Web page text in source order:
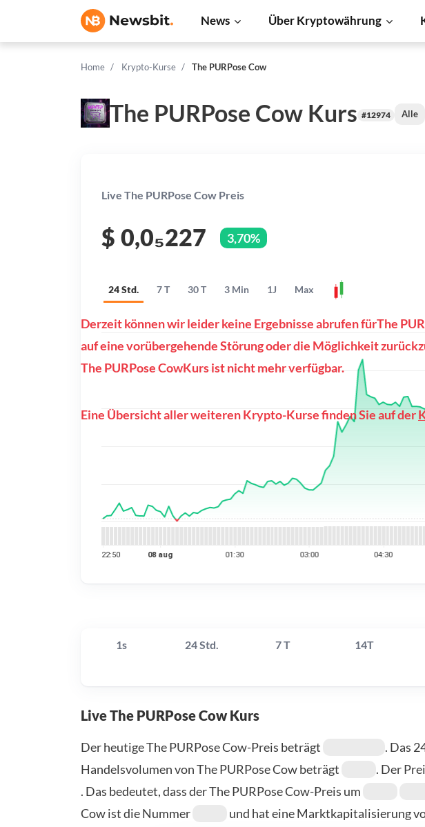
News Über Kryptowährung
Home Krypto-Kurse The PURPose Cow
The PURPose Cow Kurs #12974 Alle
Live The PURPose Cow Preis
$ 0,0₅227 3,70%
24 Std. 7 T 30 T 3 Min 1J Max
Derzeit können wir leider keine Ergebnisse abrufen fürThe
auf eine vorübergehende Störung oder die Möglichkeit
The PURPose CowKurs ist nicht mehr verfügbar.
Eine Übersicht aller weiteren Krypto-Kurse finden Sie auf der
1s 24 Std. 7 T 14T
Live The PURPose Cow Kurs
Der heutige The PURPose Cow-Preis beträgt
. Das
Handelsvolumen von The PURPose Cow beträgt
. Der
. Das bedeutet, dass der The PURPose Cow-Preis um
Cow ist die Nummer
und hat eine Marktkapitalisierung